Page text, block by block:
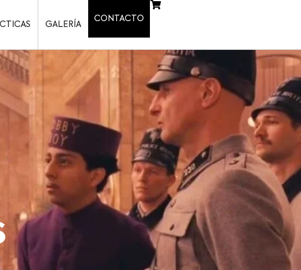
GALERÍA
CONTACTO